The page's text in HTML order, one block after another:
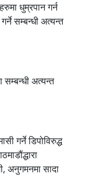
धुम्रपान गर्न
गर्ने सम्बन्धी अत्यन्त
सम्बन्धी अत्यन्त
गर्ने डिपोविरुद्ध
अनुगमनमा सादा